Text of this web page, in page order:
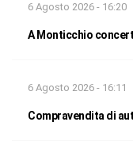
6 Agosto 2026 - 16:20
A Monticchio
6 Agosto 2026 - 16:11
Compravendita di